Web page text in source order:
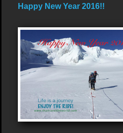
Happy New Year 2016!!